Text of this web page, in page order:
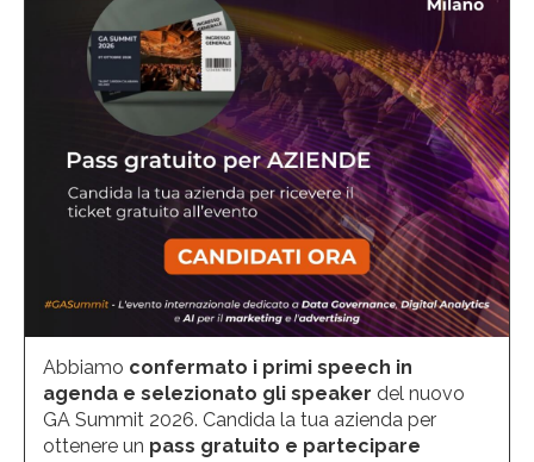
Abbiamo confermato i primi speech in
agenda e selezionato gli speaker del nuovo
GA Summit 2026. Candida la tua azienda per
ottenere un pass gratuito e partecipare